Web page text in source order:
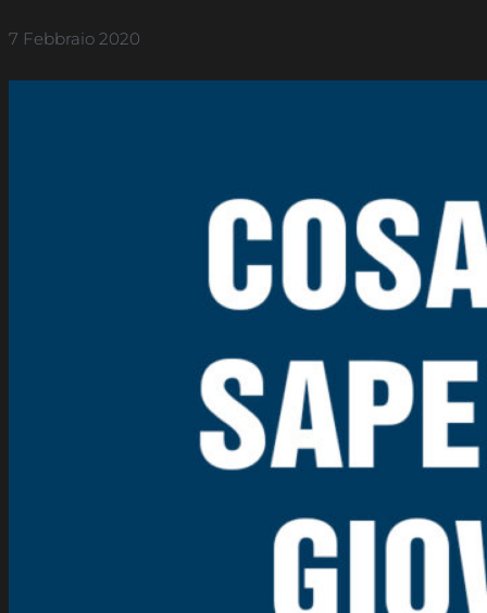
7 Febbraio 2020